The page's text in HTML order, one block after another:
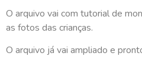
O arquivo vai com tutorial de
as fotos das crianças.
O arquivo já vai ampliado e